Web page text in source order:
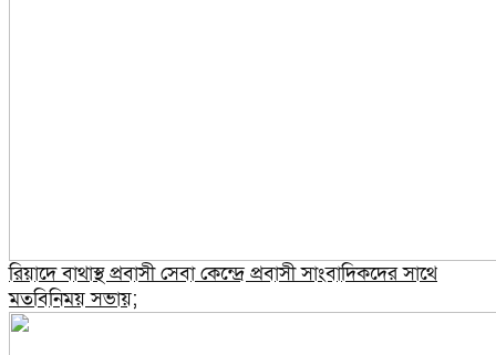
রিয়াদে বাথাস্থ প্রবাসী সেবা কেন্দ্রে প্রবাসী সাংবাদিকদের সাথে
মতবিনিময় সভায়;